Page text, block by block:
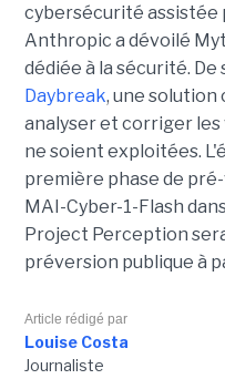
cybersécurité assistée
Anthropic a dévoilé
dédiée à la sécurité.
Daybreak, une solution
analyser et corriger les
ne soient exploitées.
première phase de
MAI-Cyber-1-Flash
Project Perception
préversion publique à
Article rédigé par
Louise Costa
Journaliste